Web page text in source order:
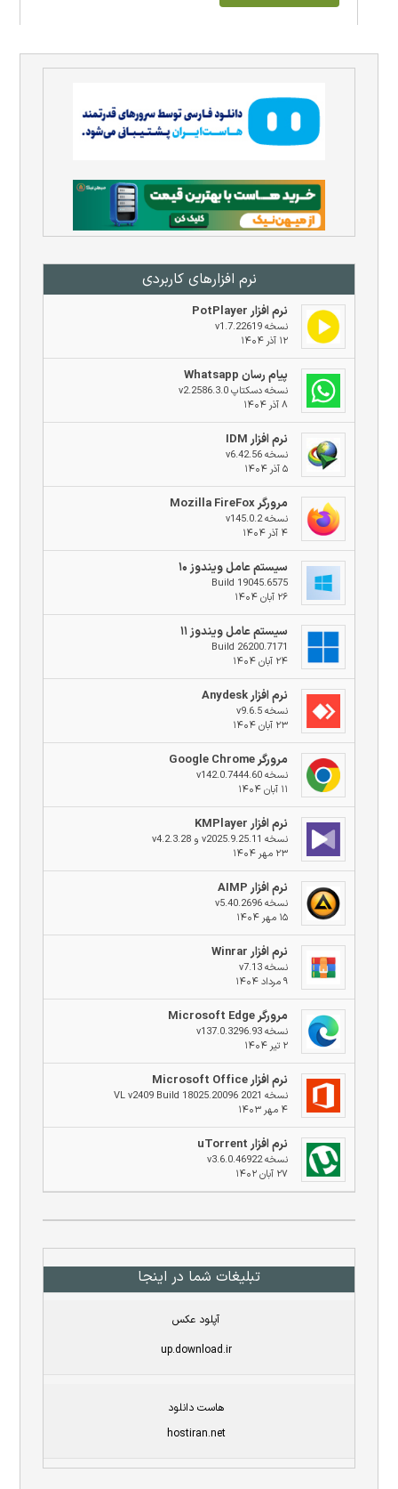
نرم افزار‌های کاربردی
نرم افزار PotPlayer
نسخه v1.7.22619
۱۲ آذر ۱۴۰۴
پیام رسان Whatsapp
نسخه دسکتاپ v2.2586.3.0
۸ آذر ۱۴۰۴
نرم افزار IDM
نسخه v6.42.56
۵ آذر ۱۴۰۴
مرورگر Mozilla FireFox
نسخه v145.0.2
۴ آذر ۱۴۰۴
سیستم عامل ویندوز ۱۰
Build 19045.6575
۲۶ آبان ۱۴۰۴
سیستم عامل ویندوز ۱۱
Build 26200.7171
۲۴ آبان ۱۴۰۴
نرم افزار Anydesk
نسخه v9.6.5
۲۳ آبان ۱۴۰۴
مرورگر Google Chrome
نسخه v142.0.7444.60
۱۱ آبان ۱۴۰۴
نرم افزار KMPlayer
نسخه v2025.9.25.11 و v4.2.3.28
۲۳ مهر ۱۴۰۴
نرم افزار AIMP
نسخه v5.40.2696
۱۵ مهر ۱۴۰۴
نرم افزار Winrar
نسخه v7.13
۹ مرداد ۱۴۰۴
مرورگر Microsoft Edge
نسخه v137.0.3296.93
۲ تیر ۱۴۰۴
نرم افزار Microsoft Office
نسخه 2021 VL v2409 Build 18025.20096
۴ مهر ۱۴۰۳
نرم افزار uTorrent
نسخه v3.6.0.46922
۲۷ آبان ۱۴۰۲
تبلیغات شما در اینجا
آپلود عکس
up.download.ir
هاست دانلود
hostiran.net